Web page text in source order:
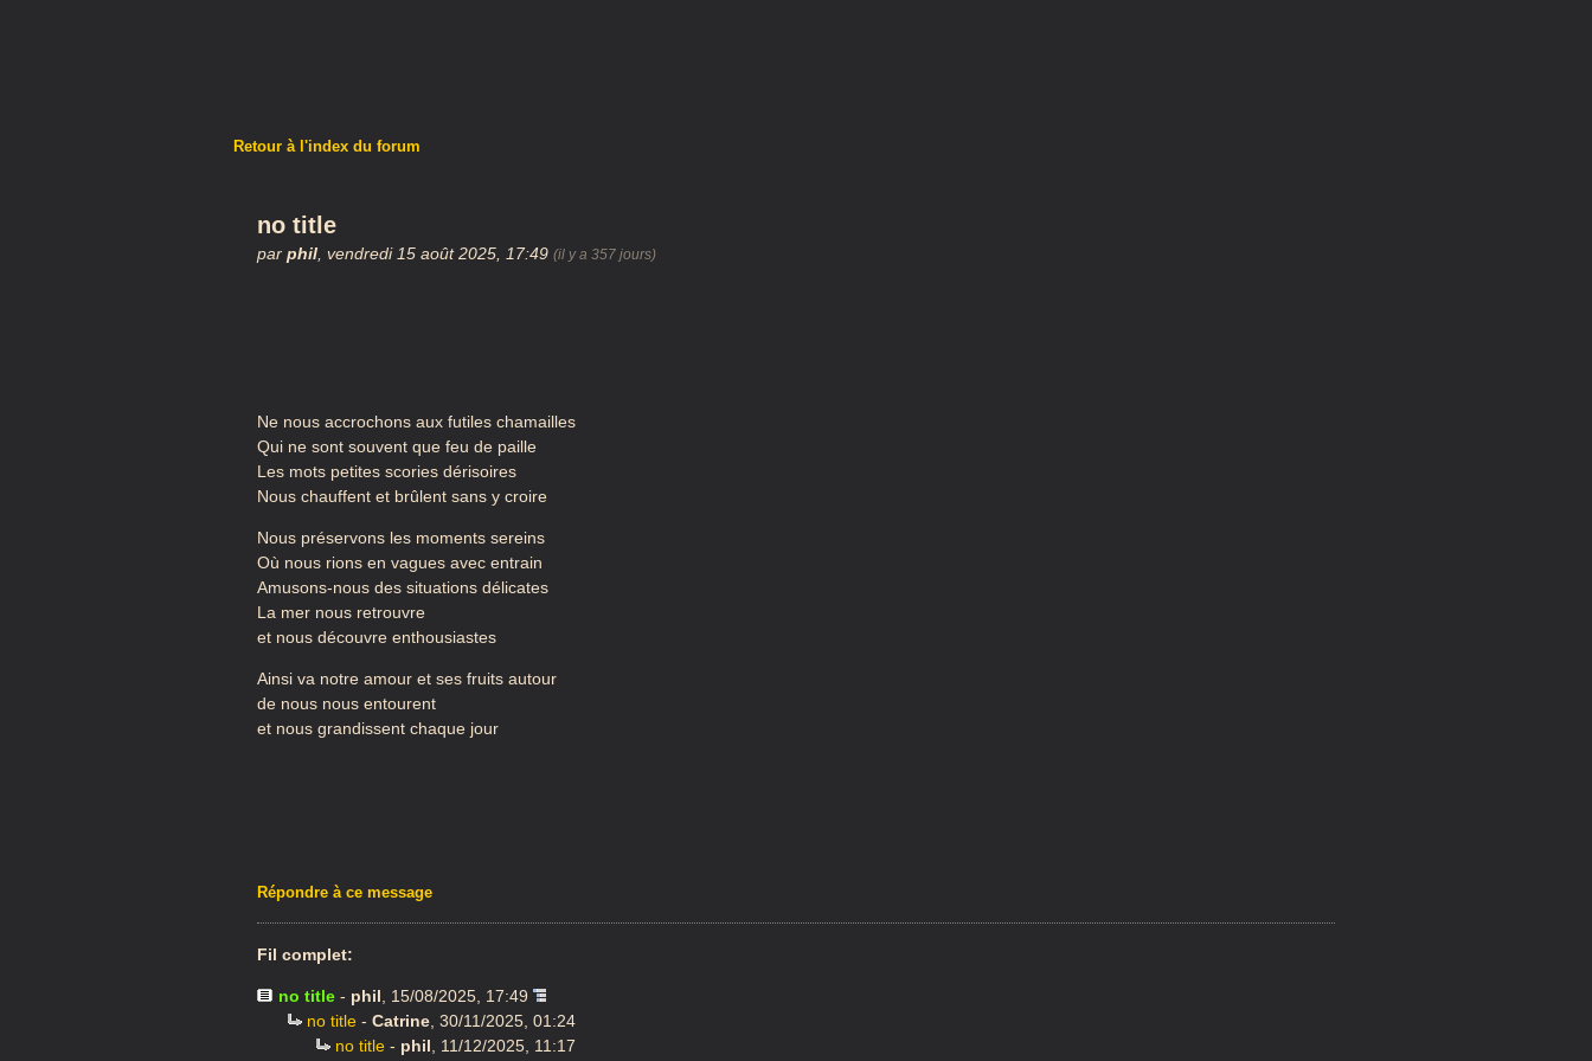
Retour à l'index du forum
no title
par phil vendredi 15 août 2025, 17:49 (il y a 357 jours)
Ne nous accrochons aux futiles chamailles
Qui ne sont souvent que feu de paille
Les mots petites scories dérisoires
Nous chauffent et brûlent sans y croire
Nous préservons les moments sereins
Où nous rions en vagues avec entrain
Amusons-nous des situations délicates
La mer nous retrouvre
et nous découvre enthousiastes
Ainsi va notre amour et ses fruits autour
de nous nous entourent
et nous grandissent chaque jour
Répondre à ce message
Fil complet:
no title - phil
15/08/2025, 17:49
no title - Catrine 30/11/2025, 01:24
no title - phil 11/12/2025, 11:17